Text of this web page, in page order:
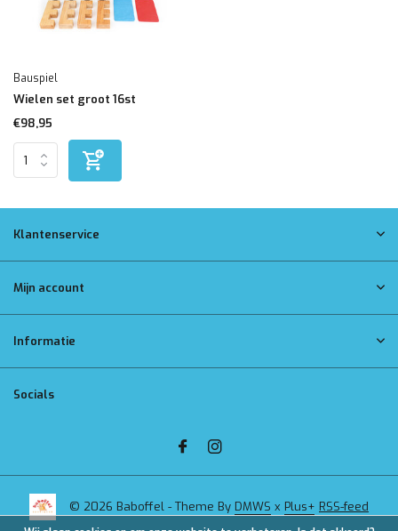
Bauspiel
Wielen set groot 16st
€98,95
Klantenservice
Mijn account
Informatie
Socials
© 2026 Baboffel - Theme By DMWS x Plus+ RSS-feed